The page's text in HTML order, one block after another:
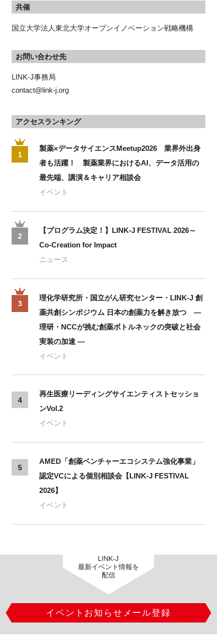
共催
国立大学法人東北大学オープンイノベーション戦略機構
お問い合わせ先
LINK-J事務局
contact@link-j.org
アクセスランキング
1
製薬×データサイエンスMeetup2026 業界外出身
者も活躍！ 製薬業界におけるAI、データ活用の
最先端、講演＆キャリア相談会
イベント
2
【プログラム決定！】LINK-J FESTIVAL 2026～
Co-Creation for Impact
ニュース
3
理化学研究所・国立がん研究センター・LINK-J 創
薬共創シンポジウム 日本の創薬力を解き放つ ―
理研・NCCが挑む創薬ボトルネックの突破と社会
実装の加速 ―
イベント
4
再生医療リーディングサイエンティストセッショ
ンVol.2
イベント
5
AMED「創薬ベンチャーエコシステム強化事業」
認定VCによる個別相談会【LINK-J FESTIVAL
2026】
イベント
LINK-J
最新イベント情報を
配信
イベントお知らせメール登録